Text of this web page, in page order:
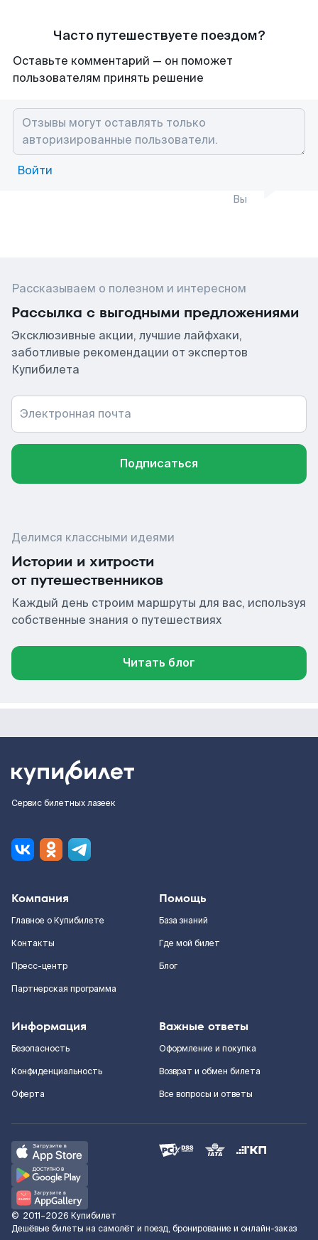
Часто путешествуете поездом?
Оставьте комментарий — он поможет
пользователям принять решение
Войти
Вы
Рассказываем о полезном и интересном
Рассылка с выгодными предложениями
Эксклюзивные акции, лучшие лайфхаки,
заботливые рекомендации от экспертов
Купибилета
Электронная почта
Подписаться
Делимся классными идеями
Истории и хитрости
от путешественников
Каждый день строим маршруты для вас, используя
собственные знания о путешествиях
Читать блог
Сервис билетных лазеек
Компания
Главное о Купибилете
Контакты
Пресс-центр
Партнерская программа
Помощь
База знаний
Где мой билет
Блог
Информация
Безопасность
Конфиденциальность
Оферта
Важные ответы
Оформление и покупка
Возврат и обмен билета
Все вопросы и ответы
© 2011–2026 Купибилет
Дешёвые билеты на самолёт и поезд, бронирование и онлайн-заказ